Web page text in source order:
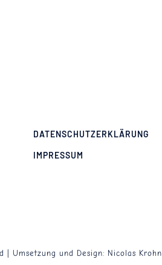
DATENSCHUTZERKLÄRUNG
IMPRESSUM
| Umsetzung und Design: Nicolas Krohn